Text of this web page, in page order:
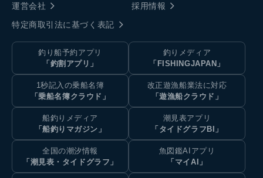
運営会社
採用情報
特定商取引法に基づく表記
釣り船予約アプリ
「釣割アプリ」
釣りメディア
「FISHINGJAPAN」
1秒記入の乗船名簿
「乗船名簿クラウド」
改正遊漁船業法に対応
「遊漁船クラウド」
船釣りメディア
「船釣りマガジン」
潮見表アプリ
「タイドグラフBI」
全国の潮汐情報
「潮見表・タイドグラフ」
魚図鑑AIアプリ
「マイAI」